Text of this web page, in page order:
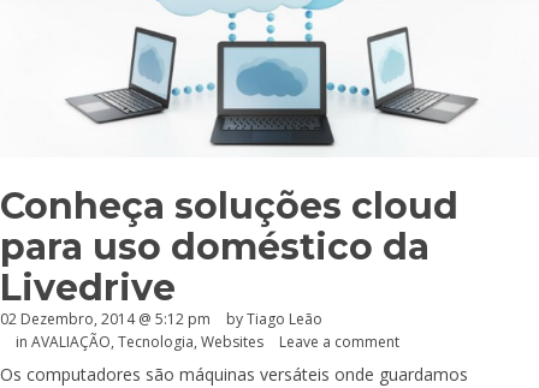
Conheça soluções cloud
para uso doméstico da
Livedrive
02 Dezembro, 2014 @ 5:12 pm
by Tiago Leão
in AVALIAÇÃO, Tecnologia, Websites Leave a comment
Os computadores são máquinas versáteis onde guardamos